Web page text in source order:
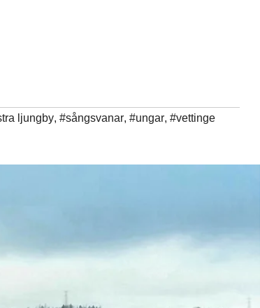
ljungby, #sångsvanar, #ungar, #vettinge